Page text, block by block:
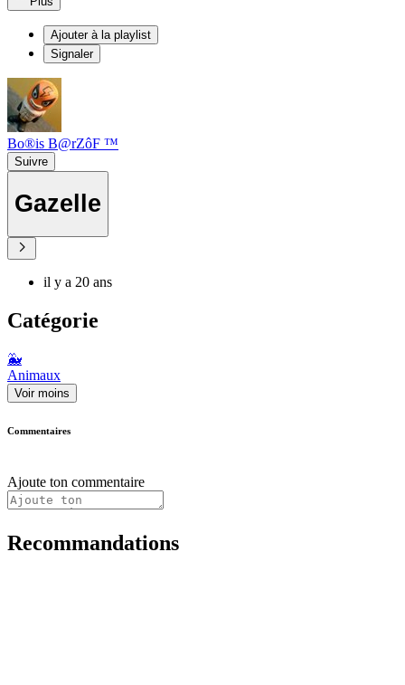
Ajouter à la playlist
Signaler
Bo®is B@rZôF ™
Suivre
Gazelle
il y a 20 ans
Catégorie
🐳
Animaux
Voir moins
Commentaires
Ajoute ton commentaire
Recommandations